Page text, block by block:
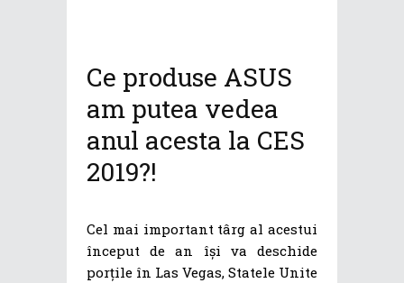
Ce produse ASUS
am putea vedea
anul acesta la CES
2019?!
Cel mai important târg al acestui
început de an își va deschide
porțile în Las Vegas, Statele Unite